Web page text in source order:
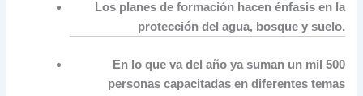
Los planes de formación hacen énfasis en la
protección del agua, bosque y suelo.
En lo que va del año ya suman un mil 500
personas capacitadas en diferentes temas